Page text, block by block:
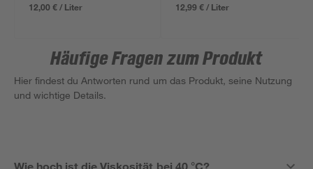
12,00 € / Liter 12,99 € / Liter
Häufige Fragen zum Produkt
Hier findest du Antworten rund um das Produkt, seine Nutzung
und wichtige Details.
Wie hoch ist die Viskosität bei 40 °C?